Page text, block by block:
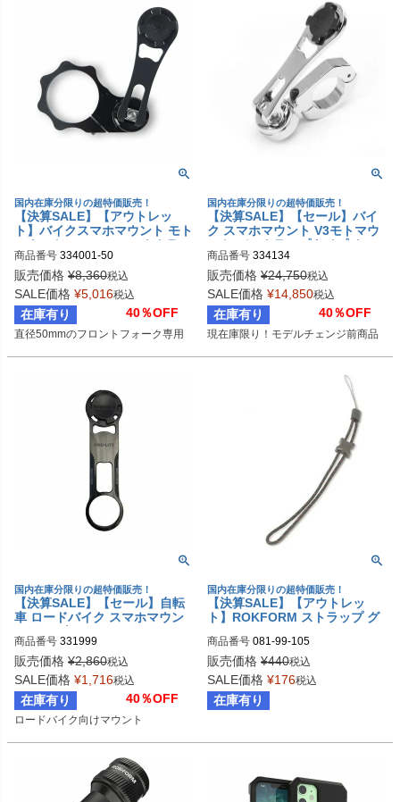
国内在庫分限りの超特価販売！
【決算SALE】【アウトレッ
ト】バイクスマホマウント モト
マウント 50mmフォーククラン
プタイプ ROKFORM
商品番号 334001-50
販売価格 ¥8,360税込
SALE価格 ¥5,016税込
在庫有り 40％OFF
直径50mmのフロントフォーク専用
国内在庫分限りの超特価販売！
【決算SALE】【セール】バイ
ク スマホマウント V3モトマウ
ント バークランプタイプ クロ
ーム ROKFORM
商品番号 334134
販売価格 ¥24,750税込
SALE価格 ¥14,850税込
在庫有り 40％OFF
現在庫限り！モデルチェンジ前商品
国内在庫分限りの超特価販売！
【決算SALE】【セール】自転
車 ロードバイク スマホマウン
ITE アヘッドステムマウントタ
イプ
商品番号 331999
販売価格 ¥2,860税込
SALE価格 ¥1,716税込
在庫有り 40％OFF
ロードバイク向けマウント
国内在庫分限りの超特価販売！
【決算SALE】【アウトレッ
ト】ROKFORM ストラップ グ
商品番号 081-99-105
販売価格 ¥440税込
SALE価格 ¥176税込
在庫有り